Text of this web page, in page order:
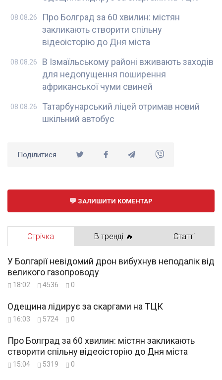
Про Болград за 60 хвилин: містян
закликають створити спільну
відеоісторію до Дня міста
08.08.26
В Ізмаїльському районі вживають заходів
для недопущення поширення
африканської чуми свиней
08.08.26
Татарбунарський ліцей отримав новий
шкільний автобус
08.08.26
Поділитися
ЗАЛИШИТИ КОМЕНТАР
Стрічка В тренді 🔥 Статті
У Болгарії невідомий дрон вибухнув неподалік від
великого газопроводу
18:02 4536 0
Одещина лідирує за скаргами на ТЦК
16:03 5724 0
Про Болград за 60 хвилин: містян закликають
створити спільну відеоісторію до Дня міста
15:04 5319 0